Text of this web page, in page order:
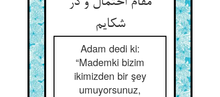
شک‏ایم‏
Adam dedi ki:
“Mademki bizim
ikimizden bir şey
umuyorsunuz,